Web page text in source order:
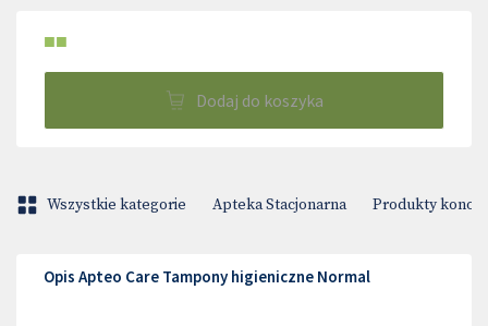
■■
Dodaj do koszyka
Wszystkie kategorie Apteka Stacjonarna Produkty
Opis Apteo Care Tampony higieniczne Normal